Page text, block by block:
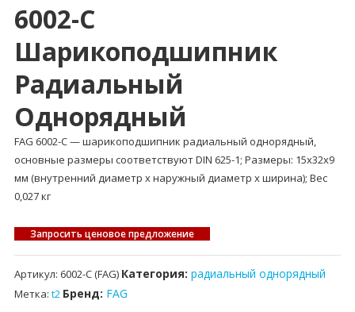
6002-C
Шарикоподшипник
Радиальный
Однорядный
FAG 6002-C — шарикоподшипник радиальный однорядный,
основные размеры соответствуют DIN 625-1; Размеры: 15x32x9
мм (внутренний диаметр x наружный диаметр x ширина); Вес
0,027 кг
Запросить ценовое предложение
Артикул: 6002-C (FAG) Категория: радиальный однорядный
Метка: t2 Бренд: FAG